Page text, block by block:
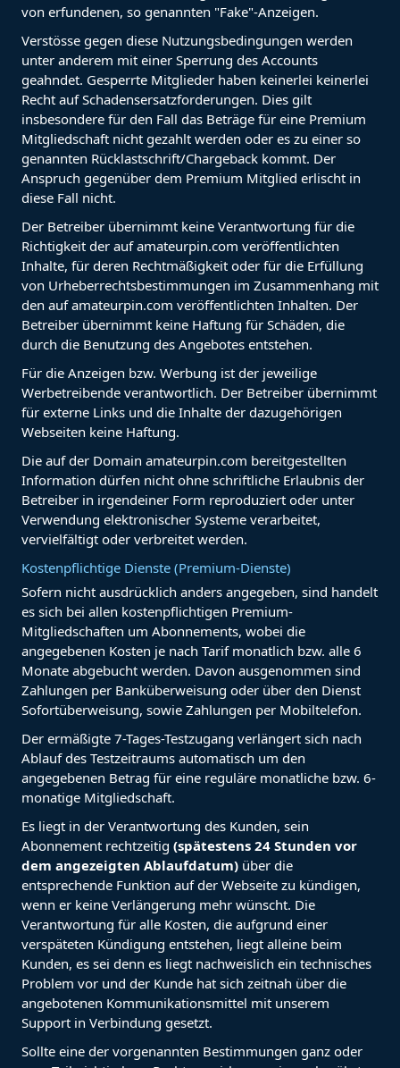
von erfundenen, so genannten "Fake"-Anzeigen.
Verstösse gegen diese Nutzungsbedingungen werden
unter anderem mit einer Sperrung des Accounts
geahndet. Gesperrte Mitglieder haben keinerlei keinerlei
Recht auf Schadensersatzforderungen. Dies gilt
insbesondere für den Fall das Beträge für eine Premium
Mitgliedschaft nicht gezahlt werden oder es zu einer so
genannten Rücklastschrift/Chargeback kommt. Der
Anspruch gegenüber dem Premium Mitglied erlischt in
diese Fall nicht.
Der Betreiber übernimmt keine Verantwortung für die
Richtigkeit der auf amateurpin.com veröffentlichten
Inhalte, für deren Rechtmäßigkeit oder für die Erfüllung
von Urheberrechtsbestimmungen im Zusammenhang mit
den auf amateurpin.com veröffentlichten Inhalten. Der
Betreiber übernimmt keine Haftung für Schäden, die
durch die Benutzung des Angebotes entstehen.
Für die Anzeigen bzw. Werbung ist der jeweilige
Werbetreibende verantwortlich. Der Betreiber übernimmt
für externe Links und die Inhalte der dazugehörigen
Webseiten keine Haftung.
Die auf der Domain amateurpin.com bereitgestellten
Information dürfen nicht ohne schriftliche Erlaubnis der
Betreiber in irgendeiner Form reproduziert oder unter
Verwendung elektronischer Systeme verarbeitet,
vervielfältigt oder verbreitet werden.
Kostenpflichtige Dienste (Premium-Dienste)
Sofern nicht ausdrücklich anders angegeben, sind handelt
es sich bei allen kostenpflichtigen Premium-
Mitgliedschaften um Abonnements, wobei die
angegebenen Kosten je nach Tarif monatlich bzw. alle 6
Monate abgebucht werden. Davon ausgenommen sind
Zahlungen per Banküberweisung oder über den Dienst
Sofortüberweisung, sowie Zahlungen per Mobiltelefon.
Der ermäßigte 7-Tages-Testzugang verlängert sich nach
Ablauf des Testzeitraums automatisch um den
angegebenen Betrag für eine reguläre monatliche bzw. 6-
monatige Mitgliedschaft.
Es liegt in der Verantwortung des Kunden, sein
Abonnement rechtzeitig (spätestens 24 Stunden vor
dem angezeigten Ablaufdatum) über die
entsprechende Funktion auf der Webseite zu kündigen,
wenn er keine Verlängerung mehr wünscht. Die
Verantwortung für alle Kosten, die aufgrund einer
verspäteten Kündigung entstehen, liegt alleine beim
Kunden, es sei denn es liegt nachweislich ein technisches
Problem vor und der Kunde hat sich zeitnah über die
angebotenen Kommunikationsmittel mit unserem
Support in Verbindung gesetzt.
Sollte eine der vorgenannten Bestimmungen ganz oder